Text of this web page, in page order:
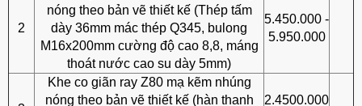
2
nóng theo bản vẽ thiết kế (Thép tấm
dày 36mm mác thép Q345, bulong
M16x200mm cường độ cao 8,8, máng
thoát nước cao su dày 5mm)
5.450.000 -
5.950.000
Khe co giãn ray Z80 mạ kẽm nhúng
nóng theo bản vẽ thiết kế (hàn thanh
2.4500.000